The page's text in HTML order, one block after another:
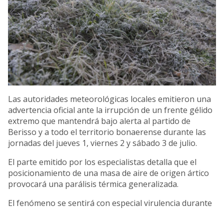
Las autoridades meteorológicas locales emitieron una
advertencia oficial ante la irrupción de un frente gélido
extremo que mantendrá bajo alerta al partido de
Berisso y a todo el territorio bonaerense durante las
jornadas del jueves 1, viernes 2 y sábado 3 de julio.
El parte emitido por los especialistas detalla que el
posicionamiento de una masa de aire de origen ártico
provocará una parálisis térmica generalizada.
El fenómeno se sentirá con especial virulencia durante